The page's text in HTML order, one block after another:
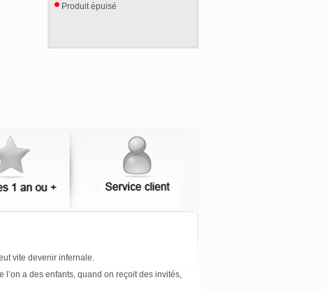
Produit épuisé
vite devenir infernale.
l’on a des enfants, quand on reçoit des invités,